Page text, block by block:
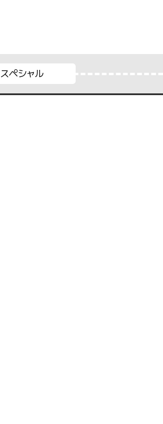
スペシャル